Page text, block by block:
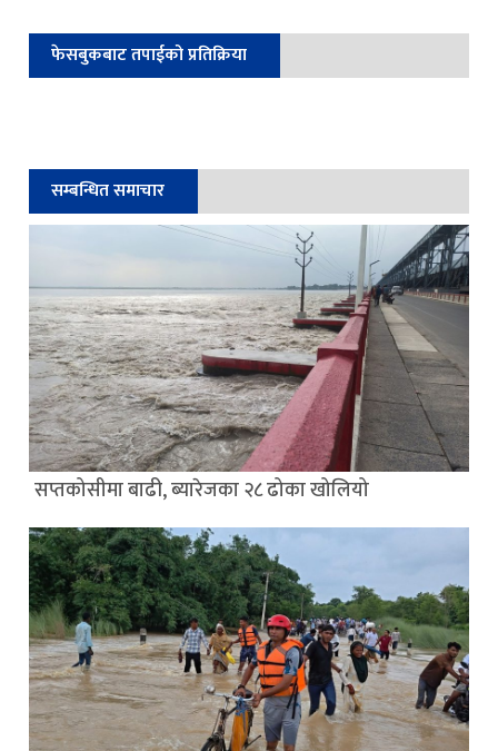
फेसबुकबाट तपाईको प्रतिक्रिया
सम्बन्धित समाचार
सप्तकोसीमा बाढी, ब्यारेजका २८ ढोका खोलियो